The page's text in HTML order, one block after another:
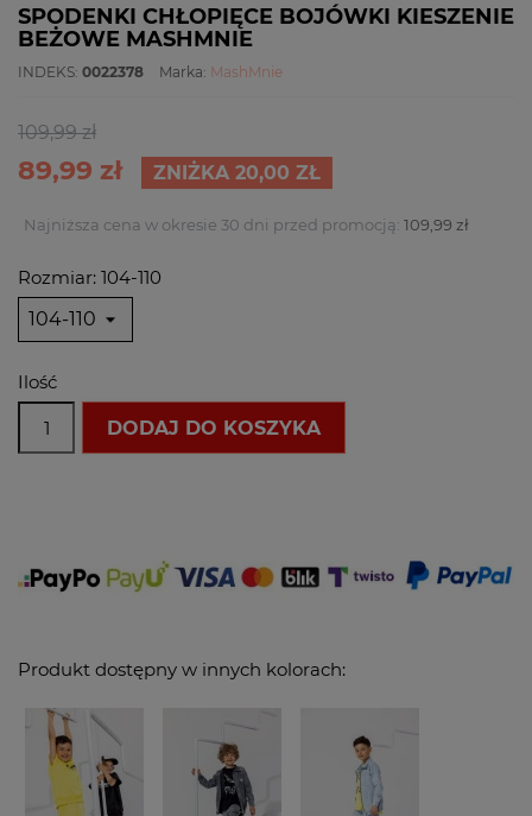
SPODENKI CHŁOPIĘCE BOJÓWKI KIESZENIE
BEŻOWE MASHMNIE
INDEKS: 0022378 Marka: MashMnie
109,99 zł
89,99 zł ZNIŻKA 20,00 ZŁ
Najniższa cena w okresie 30 dni przed promocją: 109,99 zł
Rozmiar: 104-110
Ilość
DODAJ DO KOSZYKA
Produkt dostępny w innych kolorach: